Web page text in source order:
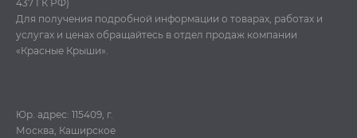
437 ГК РФ)
Для получения подробной информации о товарах, работах и
услугах и ценах обращайтесь в отдел продаж компании
«Красные Крыши».
Юр. адрес: 115409, г.
Москва, Каширское